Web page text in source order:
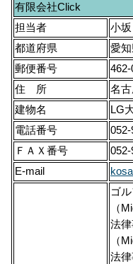
有限会社Click
担当者
小
都道府県
愛知
郵便番号
462-
住 所
名
建物名
LG
電話番号
052-
ＦＡＸ番号
052-
E-mail
ゴ
（
法
（
法